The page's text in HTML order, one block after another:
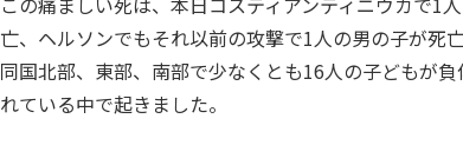
亡、ヘルソンでもそれ以前の攻撃で1人の男の子が死
同国北部、東部、南部で少なくとも16人の子どもが
れている中で起きました。